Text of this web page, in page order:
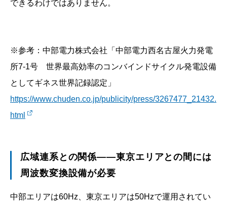
できるわけではありません。
※参考：中部電力株式会社「中部電力西名古屋火力発電
所7-1号 世界最高効率のコンバインドサイクル発電設備
としてギネス世界記録認定」
https://www.chuden.co.jp/publicity/press/3267477_21432.
html
広域連系との関係――東京エリアとの間には
周波数変換設備が必要
中部エリアは60Hz、東京エリアは50Hzで運用されてい